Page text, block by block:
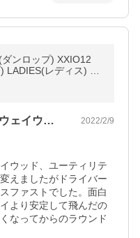
ンロップ) XXIO12
LADIES(レディス) ボ
年モデル ゼクシオ
フト 13.5 L
奥さん用に購入です。フェアウェイウッド… 2022/2/9
ウッド、ユーティリテ
えましたがドライバー
ファストでした。面白
より安定して飛んだの
なってからのラウンド